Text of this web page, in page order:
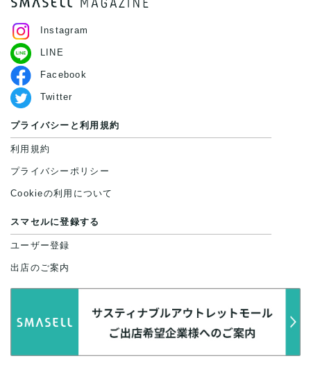
Instagram
LINE
Facebook
Twitter
プライバシーと利用規約
利用規約
プライバシーポリシー
Cookieの利用について
スマセルに登録する
ユーザー登録
出店のご案内